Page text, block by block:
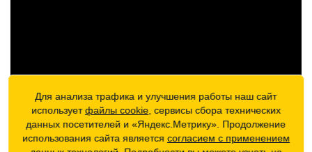
Для анализа трафика и улучшения работы наш сайт
используетфайлы cookie , сервисы сбора технических
данных посетителей и «Яндекс.Метрику». Продолжение
использования сайта является согласием с применением